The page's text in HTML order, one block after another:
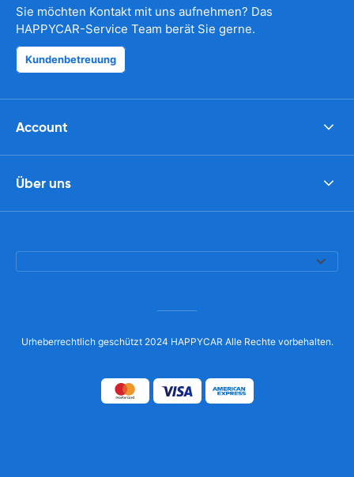
Sie möchten Kontakt mit uns aufnehmen? Das
HAPPYCAR-Service Team berät Sie gerne.
Kundenbetreuung
Account
Über uns
Urheberrechtlich geschützt 2024 HAPPYCAR Alle Rechte vorbehalten.